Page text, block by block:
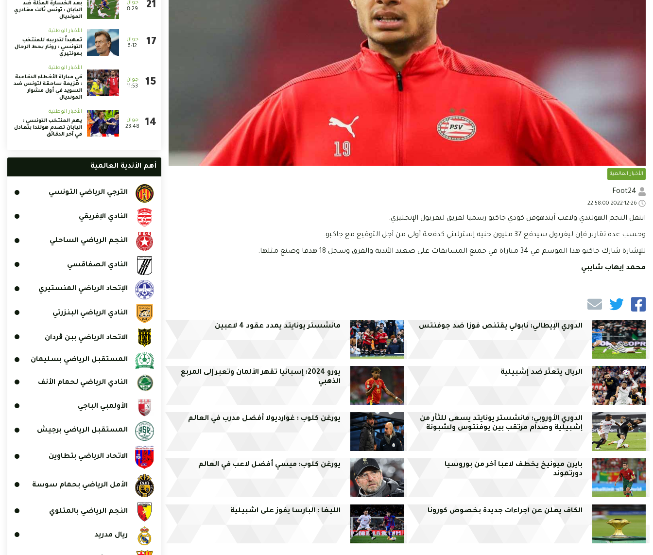
الأخبار العالمية
انتقل النجم الهولندي ولاعب آيندهوفن كودي جاكبو رسميا لفريق ليفربول الإنجليزي.
وحسب عدة تقارير فإن ليفربول سيدفع 37 مليون جنيه إسترليني كدفعة أولى من أجل التوقيع مع جاكبو.
للإشارة شارك جاكبو هذا الموسم في 34 مباراة في جميع المسابقات على صعيد الأندية والفرق وسجل 18 هدفا وصنع مثلها.
محمد إيهاب شايبي
الدوري الإيطالي: نابولي يقتنص فوزا ضد جوفنتس مانشستر يونايتد يمدد عقود 4 لاعبين
الريال يتعثر ضد إشبيلية
يورو 2024: إسبانيا تقهر الألمان وتعبر إلى المربع
الذهبي
الدوري الأوروبي: مانشستر يونايتد يسعى للثأر من
إشبيلية وصدام مرتقب بين يوفنتوس ولشبونة
يورغن كلوب : غوارديولا أفضل مدرب في العالم
بايرن ميونيخ يخطف لاعبا آخر من بوروسيا
دورتموند
يورغن كلوب: ميسي أفضل لاعب في العالم
الكاف يعلن عن اجراءات جديدة بخصوص كورونا الليغا : البارسا يفوز على اشبيلية
8:29
بعد الخسارة المذلة ضد
اليابان : تونس ثالث مغادري
المونديال
6:12
الأخبار الوطنية
تمهيداً لتدريبه للمنتخب
التونسي : رونار يحط الرحال
بمونتيري
11:53
الأخبار الوطنية
في مباراة الأخطاء الدفاعية
: هزيمة ساحقة لتونس ضد
السويد في أول مشوار
المونديال
23:48
الأخبار الوطنية
يهم المنتخب التونسي :
اليابان تصدم هولندا بتعادل
في آخر الدقائق
أهم الأندية العالمية
الترجي الرياضي التونسي
النادي الإفريقي
النجم الرياضي الساحلي
النادي الصفاقسي
الإتحاد الرياضي المنستيري
النادي الرياضي البنزرتي
الاتحاد الرياضي ببن ڨردان
المستقبل الرياضي بسليمان
النادي الرياضي لحمام الأنف
الأولمبي الباجي
المستقبل الرياضي برجيش
الاتحاد الرياضي بتطاوين
الأمل الرياضي بحمام سوسة
النجم الرياضي بالمتلوي
ريال مدريد